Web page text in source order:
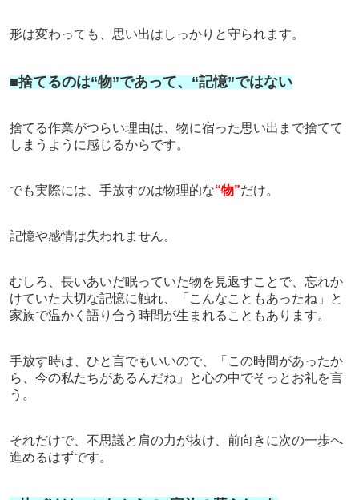
形は変わっても、思い出はしっかりと守られます。
■捨てるのは“物”であって、“記憶”ではない
捨てる作業がつらい理由は、 物に宿った思い出まで捨てて
しまうように感じるからです。
でも実際には、手放すのは物理的な“物”だけ。
記憶や感情は失われません。
むしろ、長いあいだ眠っていた物を見返すことで、忘れか
けていた大切な記憶に触れ、
「こんなこともあったね」
と
家族で温かく語り合う時間が生まれることもあります。
手放す時は、ひと言でもいいので、
「この時間があったか
ら、今の私たちがあるんだね」
と心の中でそっとお礼を言
う。
それだけで、不思議と肩の力が抜け、前向きに次の一歩へ
進めるはずです。